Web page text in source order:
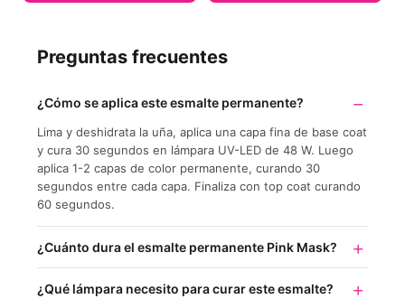
Preguntas frecuentes
¿Cómo se aplica este esmalte permanente?
Lima y deshidrata la uña, aplica una capa fina de base coat
y cura 30 segundos en lámpara UV-LED de 48 W. Luego
aplica 1-2 capas de color permanente, curando 30
segundos entre cada capa. Finaliza con top coat curando
60 segundos.
¿Cuánto dura el esmalte permanente Pink Mask?
¿Qué lámpara necesito para curar este esmalte?